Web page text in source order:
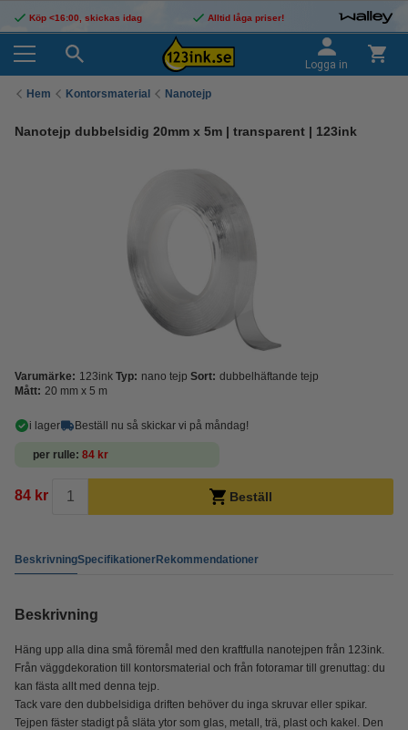
Köp <16:00, skickas idag Alltid låga priser!
Logga in
Hem Kontorsmaterial Nanotejp
Nanotejp dubbelsidig 20mm x 5m | transparent | 123ink
Varumärke: 123ink Typ: nano tejp Sort: dubbelhäftande tejp
Mått: 20 mm x 5 m
i lager Beställ nu så skickar vi på måndag!
per rulle 84 kr
84 kr Beställ
BeskrivningSpecifikationerRekommendationer
Beskrivning
Häng upp alla dina små föremål med den kraftfulla nanotejpen från 123ink.
Från väggdekoration till kontorsmaterial och från fotoramar till grenuttag: du
kan fästa allt med denna tejp.
Tack vare den dubbelsidiga driften behöver du inga skruvar eller spikar.
Tejpen fäster stadigt på släta ytor som glas, metall, trä, plast och kakel. Den